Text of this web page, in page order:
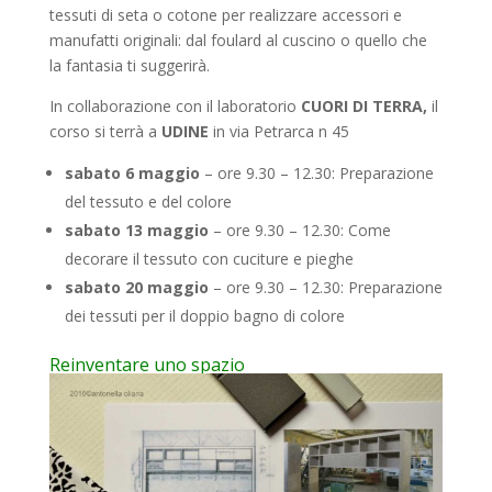
tessuti di seta o cotone per realizzare accessori e
manufatti originali: dal foulard al cuscino o quello che
la fantasia ti suggerirà.
In collaborazione con il laboratorio CUORI DI TERRA, il
corso si terrà a UDINE in via Petrarca n 45
sabato 6 maggio – ore 9.30 – 12.30: Preparazione
del tessuto e del colore
sabato 13 maggio – ore 9.30 – 12.30: Come
decorare il tessuto con cuciture e pieghe
sabato 20 maggio – ore 9.30 – 12.30: Preparazione
dei tessuti per il doppio bagno di colore
Reinventare uno spazio